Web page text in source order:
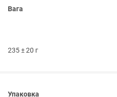
Вага
235 ± 20 г
Упаковка